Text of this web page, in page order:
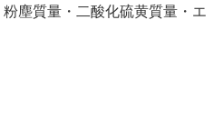
塵質量・二酸化硫黄質量・エ